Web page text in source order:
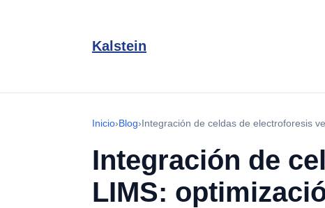
Kalstein
Inicio›Blog›Integración de celdas de electroforesis
Integración de
LIMS: